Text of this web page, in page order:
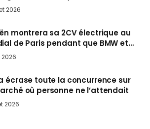
en Europe cet automne
2026
montrera sa 2CV électrique au
de Paris pendant que BMW et
le salon
écrase toute la concurrence sur
où personne ne l’attendait
2026